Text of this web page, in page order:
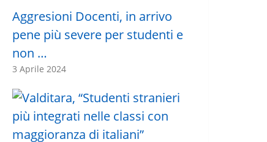
Aggresioni Docenti, in arrivo
pene più severe per studenti e
non …
3 Aprile 2024